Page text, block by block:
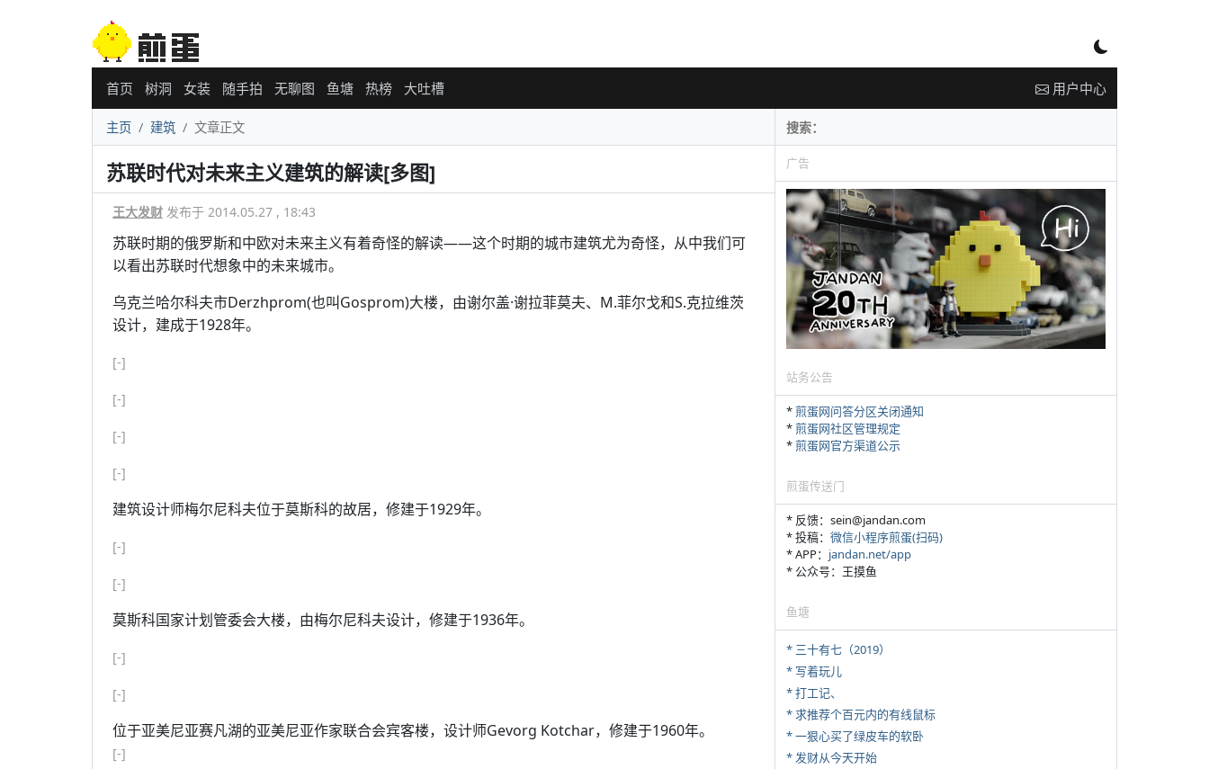
首页 树洞 女装 随手拍 无聊图 鱼塘 热榜 大吐槽 用户中心
主页 建筑 文章正文
苏联时代对未来主义建筑的解读[多图]
王大发财 发布于 2014.05.27 , 18:43
苏联时期的俄罗斯和中欧对未来主义有着奇怪的解读——这个时期的城市建筑尤为奇怪，从中我们可
以看出苏联时代想象中的未来城市。
乌克兰哈尔科夫市Derzhprom(也叫Gosprom)大楼，由谢尔盖·谢拉菲莫夫、M.菲尔戈和S.克拉维茨
设计，建成于1928年。
[-]
[-]
[-]
[-]
建筑设计师梅尔尼科夫位于莫斯科的故居，修建于1929年。
[-]
[-]
莫斯科国家计划管委会大楼，由梅尔尼科夫设计，修建于1936年。
[-]
[-]
位于亚美尼亚赛凡湖的亚美尼亚作家联合会宾客楼，设计师Gevorg Kotchar，修建于1960年。
[-]
广告
站务公告
*煎蛋网问答分区关闭通知
*煎蛋网社区管理规定
*煎蛋网官方渠道公示
煎蛋传送门
* 反馈：sein@jandan.com
* 投稿： 微信小程序煎蛋(扫码)
* APP： jandan.net/app
* 公众号：王摸鱼
鱼塘
* 三十有七（2019）
* 写着玩儿
* 打工记、
* 求推荐个百元内的有线鼠标
* 一狠心买了绿皮车的软卧
* 发财从今天开始